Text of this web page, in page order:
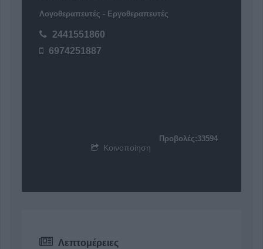
Λογοθεραπευτές - Εργοθεραπευτές
2441551860
6974251887
Προβολές:33594
Κοινοποίηση
Λεπτομέρειες